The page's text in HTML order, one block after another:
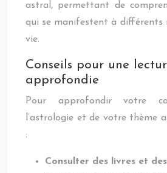
astral, permettant de
qui se manifestent à différents
vie.
Conseils pour une
approfondie
Pour approfondir votre
l’astrologie et de votre thème
:
Consulter des livres et